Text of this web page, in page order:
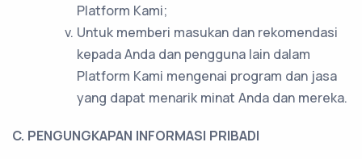
Platform Kami;
Untuk memberi masukan dan rekomendasi
kepada Anda dan pengguna lain dalam
Platform Kami mengenai program dan jasa
yang dapat menarik minat Anda dan mereka.
C. PENGUNGKAPAN INFORMASI PRIBADI